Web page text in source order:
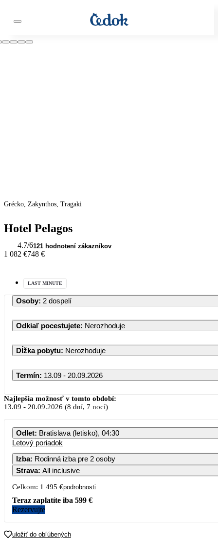
Grécko, Zakynthos, Tragaki
Hotel Pelagos
4.7/6121 hodnotení zákazníkov
1 082 €748 €
LAST MINUTE
Osoby: 2 dospelí
Odkiaľ pocestujete: Nerozhoduje
Dĺžka pobytu: Nerozhoduje
Termín: 13.09 - 20.09.2026
Najlepšia možnosť v tomto období:
13.09 - 20.09.2026 (8 dní, 7 nocí)
Odlet: Bratislava (letisko), 04:30
Letový poriadok
Izba: Rodinná izba pre 2 osoby
Strava: All inclusive
Celkom: 1 495 €podrobnosti
Teraz zaplatíte iba 599 €
Rezervujte
uložiť do obľúbených